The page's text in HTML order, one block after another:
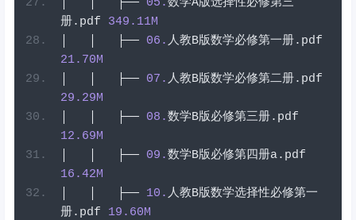
册. pdf 349.11M
├── 06 . 人教B版数学必修第一册. pdf
21.70M
├── 07 . 人教B版数学必修第二册. pdf
29.29M
├── 08 .数学B版必修第三册. pdf
12.69M
├── 09 .数学B版必修第四册a. pdf
16.42M
├── 10 . 人教B版数学选择性必修第一
册. pdf 19.60M